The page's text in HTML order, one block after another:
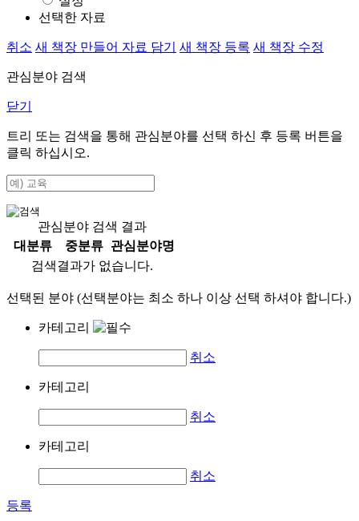
선택한 자료
취소 새 책장 만들어 자료 담기 새 책장 등록 새 책장 수정
관심분야 검색
닫기
트리 또는 검색을 통해 관심분야를 선택 하신 후 등록 버튼을
클릭 하십시오.
관심분야 검색 결과
대분류
중분류
관심분야명
검색결과가 없습니다.
선택된 분야 (선택분야는 최소 하나 이상 선택 하셔야 합니다.)
카테고리
취소
카테고리
취소
카테고리
취소
등록